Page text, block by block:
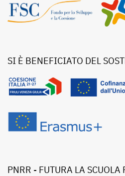
SI È BENEFICIATO DEL
PNRR - FUTURA LA